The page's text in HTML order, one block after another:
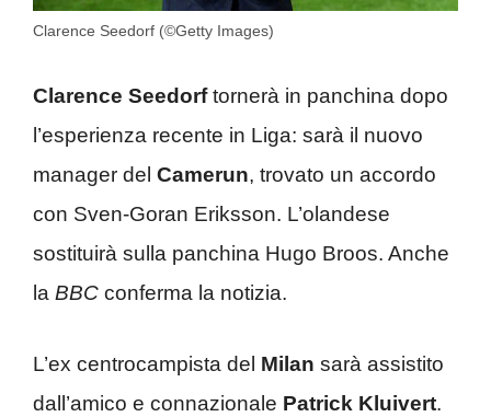
Clarence Seedorf (©Getty Images)
Clarence Seedorftornerà in panchina dopo
l’esperienza recente in Liga: sarà il nuovo
manager del Camerun, trovato un accordo
con Sven-Goran Eriksson. L’olandese
sostituirà sulla panchina Hugo Broos. Anche
la BBC conferma la notizia.
L’ex centrocampista del Milan sarà assistito
dall’amico e connazionale Patrick Kluivert.